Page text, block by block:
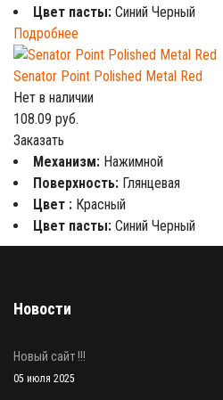
Цвет пасты: Синий Черный
Подробнее
Senator Point Polished Metal Red
Нет в наличии
108.09 руб.
Заказать
Механизм: Нажимной
Поверхность: Глянцевая
Цвет : Красный
Цвет пасты: Синий Черный
Новости
Новый сайт !!!
05 июля 2025